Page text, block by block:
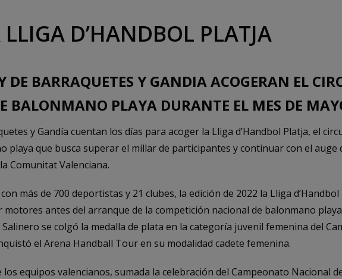
D’HANDBOL PLATJA
BARRAQUETES Y GANDIA ACOGERAN EL
BALONMANO PLAYA DURANTE EL MES DE
y Gandía cuentan los días para acoger la Lliga d’Handbol Platja, el
playa que busca superar el millar de participantes y continuar con el auge
Comunitat Valenciana.
más de 700 deportistas y 21 clubes, la edición de 2022 la Lliga
antes del arranque de la competición nacional de balonmano
se colgó la medalla de plata en la categoría juvenil femenina del
el Arena Handball Tour en su modalidad cadete femenina.
equipos valencianos, sumada la celebración del Campeonato Nacional